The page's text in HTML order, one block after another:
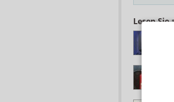
Lesen Sie